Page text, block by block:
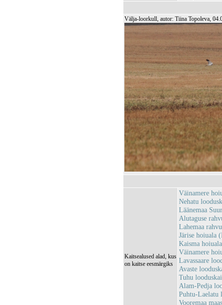
Välja-loorkull, autor: Tiina Topoleva,
Kaitsealused alad, kus
on kaitse eesmärgiks
Väinamere
Nehatu
Läänemaa
Alutaguse
Lahemaa
Järise hoiuala
Kaisma
Väinamere
Lavassaare
Avaste
Tuhu
Alam-Pedja
Puhtu-Laelatu
Vooremaa